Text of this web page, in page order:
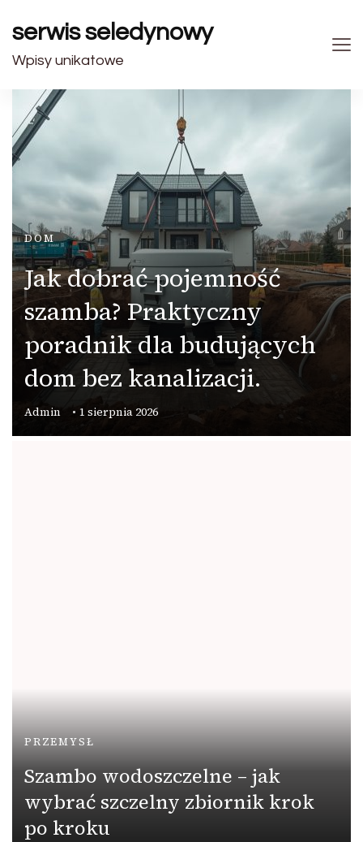
serwis seledynowy
Wpisy unikatowe
DOM
Jak dobrać pojemność
szamba? Praktyczny
poradnik dla budujących
dom bez kanalizacji.
Admin 1 sierpnia 2026
PRZEMYSŁ
Szambo wodoszczelne – jak
wybrać szczelny zbiornik krok
po kroku